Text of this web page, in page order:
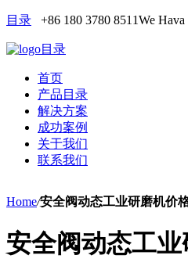
目录 +86 180 3780 8511We Hava
目录
首页
产品目录
解决方案
成功案例
关于我们
联系我们
Home/安全阀动态工业研磨机价
安全阀动态工